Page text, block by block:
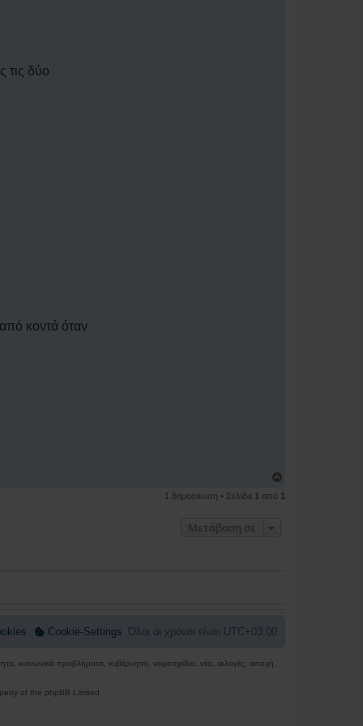
τις δύο
κοντά όταν
ρ
1 δημοσίευση • Σελίδα 1 από 1
Μετάβαση σε
Όλοι οι χρόνοι είναι UTC+03:00
Cookie-Settings
κοινωνικά προβλήματα, κυβέρνηση, νομοσχέδια, νέα, εκλογές, αποχή,
of the phpBB Limited